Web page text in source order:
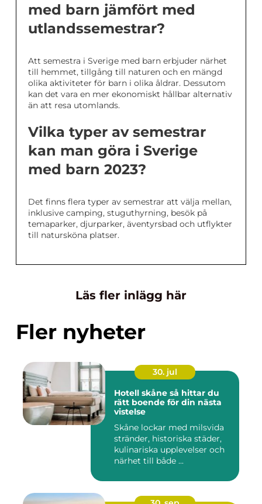
med barn jämfört med
utlandssemestrar?
Att semestra i Sverige med barn erbjuder närhet
till hemmet, tillgång till naturen och en mängd
olika aktiviteter för barn i olika åldrar. Dessutom
kan det vara en mer ekonomiskt hållbar alternativ
än att resa utomlands.
Vilka typer av semestrar
kan man göra i Sverige
med barn 2023?
Det finns flera typer av semestrar att välja mellan,
inklusive camping, stuguthyrning, besök på
temaparker, djurparker, äventyrsbad och utflykter
till natursköna platser.
Läs fler inlägg här
Fler nyheter
30. jul
Hotell skåne så hittar du
rätt boende för din nästa
vistelse
Skåne lockar med milsvida
stränder, historiska städer,
kulinariska upplevelser och
närhet till både ...